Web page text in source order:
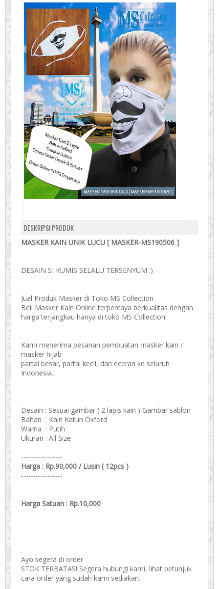
DESKRIPSI PRODUK
MASKER KAIN UNIK LUCU [ MASKER-MS190506 ]
DESAIN SI KUMIS SELALU TERSENYUM :)
.
Jual Produk Masker di Toko MS Collection
Beli Masker Kain Online terpercaya berkualitas dengan
harga terjangkau hanya di toko MS Collection!
Kami menerima pesanan pembuatan masker kain /
masker hijab
partai besar, partai kecil, dan eceran ke seluruh
Indonesia.
.
Desain : Sesuai gambar ( 2 lapis kain ) Gambar sablon
Bahan : Kain Katun Oxford
Warna : Putih
Ukuran : All Size
-----------------
Harga : Rp.90,000 / Lusin ( 12pcs )
-----------------
Harga Satuan : Rp.10,000
.
Ayo segera di order
STOK TERBATAS! Segera hubungi kami, lihat petunjuk
cara order yang sudah kami sediakan.